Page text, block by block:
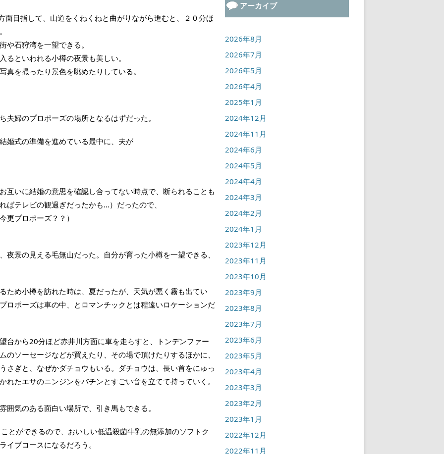
目指して、山道をくねくねと曲がりながら進むと、２０分ほ
石狩湾を一望できる。
といわれる小樽の夜景も美しい。
を撮ったり景色を眺めたりしている。
婦のプロポーズの場所となるはずだった。
式の準備を進めている最中に、夫が
いに結婚の意思を確認し合ってない時点で、断られることも
ばテレビの観過ぎだったかも…）だったので、
更プロポーズ？？）
景の見える毛無山だった。自分が育った小樽を一望できる、
め小樽を訪れた時は、夏だったが、天気が悪く霧も出てい
ロポーズは車の中、とロマンチックとは程遠いロケーションだ
から20分ほど赤井川方面に車を走らすと、トンデンファー
ソーセージなどが買えたり、その場で頂けたりするほかに、
さぎと、なぜかダチョウもいる。ダチョウは、長い首をにゅっ
れたエサのニンジンをバチンとすごい音を立てて持っていく。
気のある面白い場所で、引き馬もできる。
ができるので、おいしい低温殺菌牛乳の無添加のソフトク
イブコースになるだろう。
アーカイブ
2026年8月
2026年7月
2026年5月
2026年4月
2025年1月
2024年12月
2024年11月
2024年6月
2024年5月
2024年4月
2024年3月
2024年2月
2024年1月
2023年12月
2023年11月
2023年10月
2023年9月
2023年8月
2023年7月
2023年6月
2023年5月
2023年4月
2023年3月
2023年2月
2023年1月
2022年12月
2022年11月